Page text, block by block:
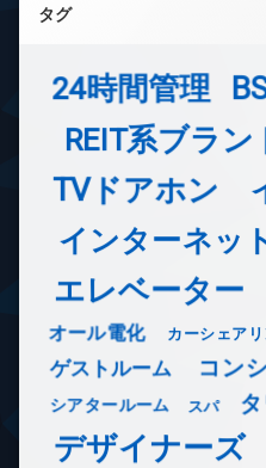
タグ
24時間管理
REIT系ブラ
TVドアホン
インターネッ
エレベーター
オール電化 カーシェア
ゲストルーム コン
シアタールーム スパ
デザイナーズ